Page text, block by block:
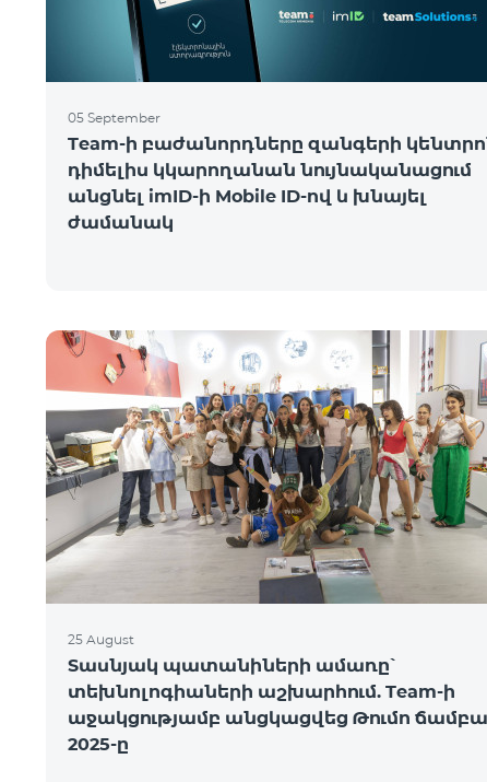
05 September
Team-ի բաժանորդները զանգերի
դիմելիս կկարողանան նույնականացում
անցնել imID-ի Mobile ID-ով և խնայել
ժամանակ
25 August
Տասնյակ պատանիների ամառը՝
տեխնոլոգիաների աշխարհում. Team-ի
աջակցությամբ անցկացվեց Թումո
2025-ը